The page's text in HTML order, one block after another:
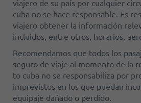
viajero de su país por cualquier
cuba no se hace responsable. Es
viajero obtener la información
incluidos, entre otros, horarios,
Recomendamos que todos los
seguro de viaje al momento de la
to cuba no se responsabiliza por
imprevistos en los que puedan
equipaje dañado o perdido.